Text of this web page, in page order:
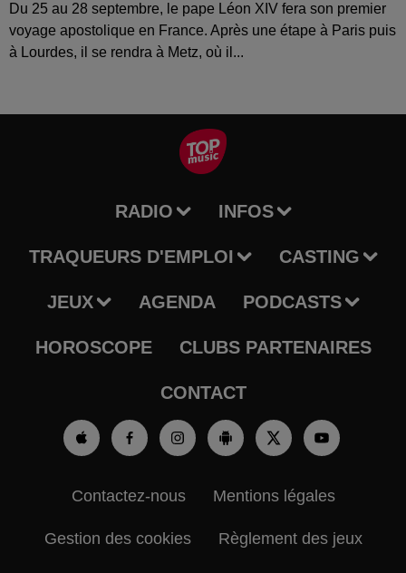
Du 25 au 28 septembre, le pape Léon XIV fera son premier
voyage apostolique en France. Après une étape à Paris puis
à Lourdes, il se rendra à Metz, où il...
RADIO INFOS
TRAQUEURS D'EMPLOI CASTING
JEUX AGENDA PODCASTS
HOROSCOPE CLUBS PARTENAIRES
CONTACT
Contactez-nous Mentions légales
Gestion des cookies Règlement des jeux